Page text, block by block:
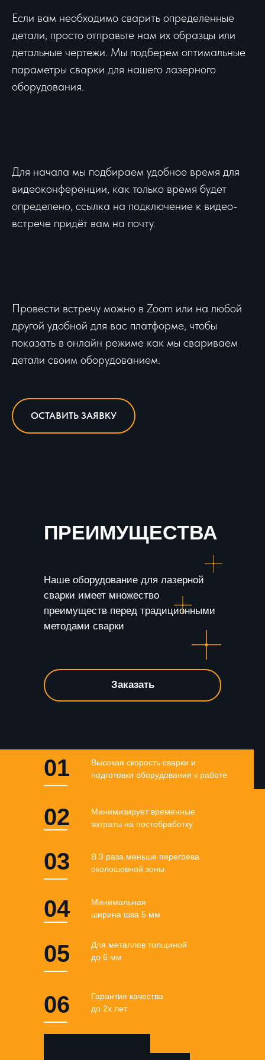
Если вам необходимо сварить определенные
детали, просто отправьте нам их образцы или
детальные чертежи. Мы подберем оптимальные
параметры сварки для нашего лазерного
оборудования.
Для начала мы подбираем удобное время для
видеоконференции, как только время будет
определено, ссылка на подключение к видео-
встрече придёт вам на почту.
Провести встречу можно в Zoom или на любой
другой удобной для вас платформе, чтобы
показать в онлайн режиме как мы свариваем
детали своим оборудованием.
ОСТАВИТЬ ЗАЯВКУ
ПРЕИМУЩЕСТВА
Наше оборудование для лазерной
сварки имеет множество
преимуществ перед традиционными
методами сварки
Минимальная
ширина шва 5 мм
Высокая скорость сварки и
подготовки оборудования к работе
Минимизирует временные
затраты на постобработку
Для металлов толщиной
до 6 мм
В 3 раза меньше перегрева
околошовной зоны
Гарантия качества
до 2х лет
Заказать
01
02
04
05
03
06